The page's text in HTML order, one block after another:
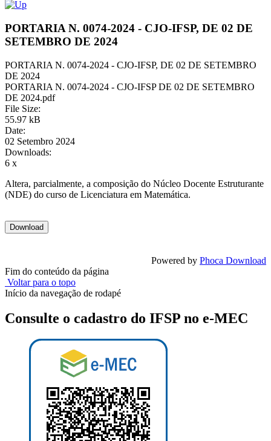
PORTARIA N. 0074-2024 - CJO-IFSP, DE 02 DE
SETEMBRO DE 2024
PORTARIA N. 0074-2024 - CJO-IFSP, DE 02 DE SETEMBRO
DE 2024
PORTARIA N. 0074-2024 - CJO-IFSP DE 02 DE SETEMBRO
DE 2024.pdf
File Size:
55.97 kB
Date:
02 Setembro 2024
Downloads:
6 x
Altera, parcialmente, a composição do Núcleo Docente Estruturante
(NDE) do curso de Licenciatura em Matemática.
Powered by Phoca Download
Fim do conteúdo da página
Voltar para o topo
Início da navegação de rodapé
Consulte o cadastro do IFSP no e-MEC